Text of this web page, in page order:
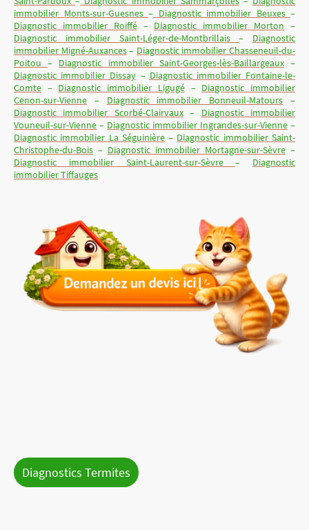
immobilier Monts-sur-Guesnes – Diagnostic immobilier Beuxes –
Diagnostic immobilier Roiffé– Diagnostic immobilier Morton –
Diagnostic immobilier Saint-Léger-de-Montbrillais– Diagnostic
immobilier Migné-Auxances– Diagnostic immobilier Chasseneuil-du-
Poitou– Diagnostic immobilier Saint-Georges-lès-Baillargeaux–
Diagnostic immobilier Dissay – Diagnostic immobilier Fontaine-le-
Comte – Diagnostic immobilier Ligugé– Diagnostic immobilier
Cenon-sur-Vienne – Diagnostic immobilier Bonneuil-Matours –
Diagnostic immobilier Scorbé-Clairvaux– Diagnostic immobilier
Vouneuil-sur-Vienne – Diagnostic immobilier Ingrandes-sur-Vienne –
Diagnostic immobilier La Séguinière– Diagnostic immobilier Saint-
Christophe-du-Bois – Diagnostic immobilier Mortagne-sur-Sèvre –
Diagnostic immobilier Saint-Laurent-sur-Sèvre– Diagnostic
immobilier Tiffauges
Diagnostics Termites